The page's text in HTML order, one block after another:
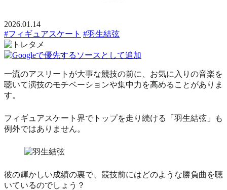
2026.01.14
#フィギュアスケート #羽生結弦
一流のアスリートが大事な競技の前に、お気に入りの音楽を
聴いて演技のモチベーションや集中力を高めることがありま
す。
フィギュアスケート界でトップを走り続ける「羽生結弦」も
例外ではありません。
彼の輝かしい成績の裏で、競技前にはどのような勝負曲を聴
いているのでしょう？